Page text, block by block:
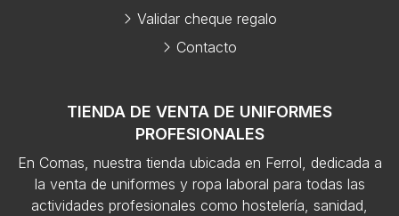
TIENDA DE VENTA DE UNIFORMES
PROFESIONALES
En Comas, nuestra tienda ubicada en Ferrol, dedicada a
la venta de uniformes y ropa laboral para todas las
actividades profesionales como hostelería, sanidad,
Validar cheque regalo
Contacto